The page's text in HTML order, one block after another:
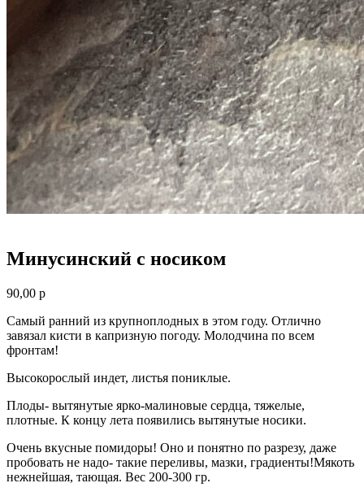
Минусинский с носиком
90,00 р
Самый ранний из крупноплодных в этом году. Отлично
завязал кисти в капризную погоду. Молодчина по всем
фронтам!
Высокорослый индет, листья пониклые.
Плоды- вытянутые ярко-малиновые сердца, тяжелые,
плотные. К концу лета появились вытянутые носики.
Очень вкусные помидоры! Оно и понятно по разрезу, даже
пробовать не надо- такие переливы, мазки, градиенты!Мякоть
нежнейшая, тающая. Вес 200-300 гр.